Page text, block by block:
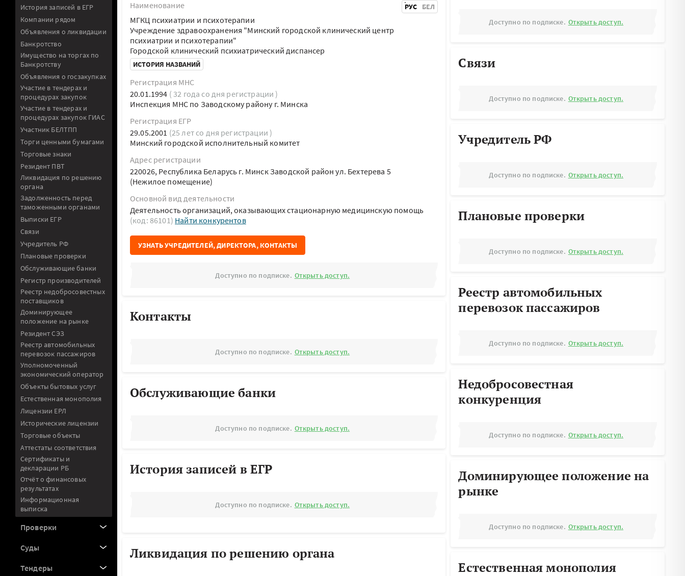
История записей в ЕГР
Компании рядом
Объявления о ликвидации
Банкротство
Имущество на торгах по
Банкротству
Объявления о госзакупках
Участие в тендерах и
процедурах закупок
Участие в тендерах и
процедурах закупок ГИАС
Участник БЕЛТПП
Торги ценными бумагами
Торговые знаки
Резидент ПВТ
Ликвидация по решению
органа
Задолженность перед
таможенными органами
Выписки ЕГР
Связи
Учредитель РФ
Плановые проверки
Обслуживающие банки
Регистр производителей
Реестр недобросовестных
поставщиков
Доминирующее
положение на рынке
Резидент СЭЗ
Реестр автомобильных
перевозок пассажиров
Уполномоченный
экономический оператор
Объекты бытовых услуг
Естественная монополия
Лицензии ЕРЛ
Исторические лицензии
Торговые объекты
Аттестаты соответствия
Сертификаты и
декларации РБ
Отчёт о финансовых
результатах
Информационная
выписка
Проверки
Суды
Тендеры
Наименование
РУС БЕЛ
МГКЦ психиатрии и психотерапии
Учреждение здравоохранения "Минский городской клинический центр
психиатрии и психотерапии"
Городской клинический психиатрический диспансер
ИСТОРИЯ НАЗВАНИЙ
Регистрация МНС
20.01.1994 ( 32 года со дня регистрации )
Инспекция МНС по Заводскому району г. Минска
Регистрация ЕГР
29.05.2001 (25 лет со дня регистрации )
Минский городской исполнительный комитет
Адрес регистрации
220026, Республика Беларусь г. Минск Заводской район ул. Бехтерева 5
(Нежилое помещение)
Основной вид деятельности
Деятельность организаций, оказывающих стационарную медицинскую помощь
(код: 86101) Найти конкурентов
УЗНАТЬ УЧРЕДИТЕЛЕЙ, ДИРЕКТОРА, КОНТАКТЫ
Доступно по подписке. Открыть доступ.
Контакты
Доступно по подписке. Открыть доступ.
Обслуживающие банки
Доступно по подписке. Открыть доступ.
История записей в ЕГР
Доступно по подписке. Открыть доступ.
Ликвидация по решению органа
Доступно по подписке. Открыть доступ.
Связи
Доступно по подписке. Открыть доступ.
Учредитель РФ
Доступно по подписке. Открыть доступ.
Плановые проверки
Доступно по подписке. Открыть доступ.
Реестр автомобильных
перевозок пассажиров
Доступно по подписке. Открыть доступ.
Недобросовестная
конкуренция
Доступно по подписке. Открыть доступ.
Доминирующее положение на
рынке
Доступно по подписке. Открыть доступ.
Естественная монополия